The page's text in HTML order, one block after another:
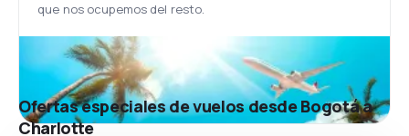
que nos ocupemos del resto.
Ofertas especiales de vuelos desde Bogotá a
Charlotte